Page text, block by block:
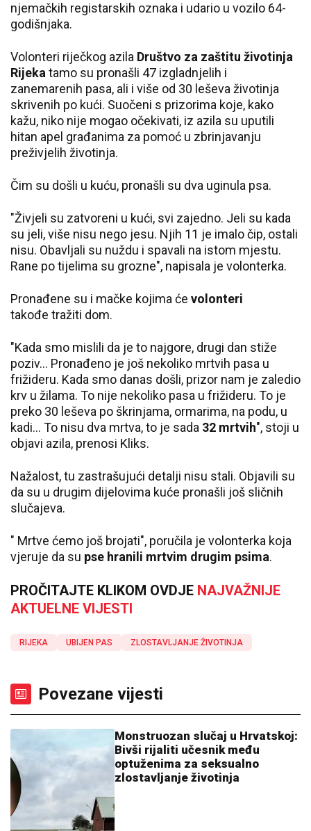
njemačkih registarskih oznaka i udario u vozilo 64-
godišnjaka.
Volonteri riječkog azila Društvo za zaštitu životinja
Rijeka tamo su pronašli 47 izgladnjelih i
zanemarenih pasa, ali i više od 30 leševa životinja
skrivenih po kući. Suočeni s prizorima koje, kako
kažu, niko nije mogao očekivati, iz azila su uputili
hitan apel građanima za pomoć u zbrinjavanju
preživjelih životinja.
Čim su došli u kuću, pronašli su dva uginula psa.
"Živjeli su zatvoreni u kući, svi zajedno. Jeli su kada
su jeli, više nisu nego jesu. Njih 11 je imalo čip, ostali
nisu. Obavljali su nuždu i spavali na istom mjestu.
Rane po tijelima su grozne", napisala je volonterka.
Pronađene su i mačke kojima će volonteri
takođe tražiti dom.
"Kada smo mislili da je to najgore, drugi dan stiže
poziv... Pronađeno je još nekoliko mrtvih pasa u
frižideru. Kada smo danas došli, prizor nam je zaledio
krv u žilama. To nije nekoliko pasa u frižideru. To je
preko 30 leševa po škrinjama, ormarima, na podu, u
kadi... To nisu dva mrtva, to je sada 32 mrtvih", stoji u
objavi azila, prenosi Kliks.
Nažalost, tu zastrašujući detalji nisu stali. Objavili su
da su u drugim dijelovima kuće pronašli još sličnih
slučajeva.
" Mrtve ćemo još brojati", poručila je volonterka koja
vjeruje da su pse hranili mrtvim drugim psima.
PROČITAJTE KLIKOM OVDJE NAJVAŽNIJE
AKTUELNE VIJESTI
RIJEKA UBIJEN PAS ZLOSTAVLJANJE ŽIVOTINJA
Povezane vijesti
Monstruozan slučaj u Hrvatskoj:
Bivši rijaliti učesnik među
optuženima za seksualno
zlostavljanje životinja